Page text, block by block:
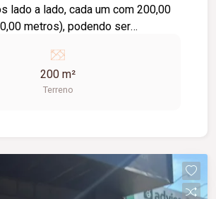
lado a lado, cada um com 200,00
metros), podendo ser
necessidade. Valor: R$
terreno. Uma excelente opção
residenciais ou para quem busca
200 m²
Terreno